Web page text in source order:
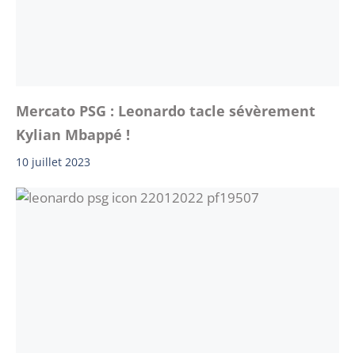
Mercato PSG : Leonardo tacle sévèrement
Kylian Mbappé !
10 juillet 2023